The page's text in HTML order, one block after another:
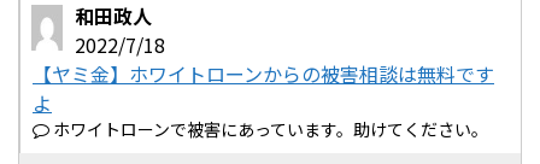
和田政人
2022/7/18
【ヤミ金】ホワイトローンからの被害相談は無料です
よ
ホワイトローンで被害にあっています。助けてください。